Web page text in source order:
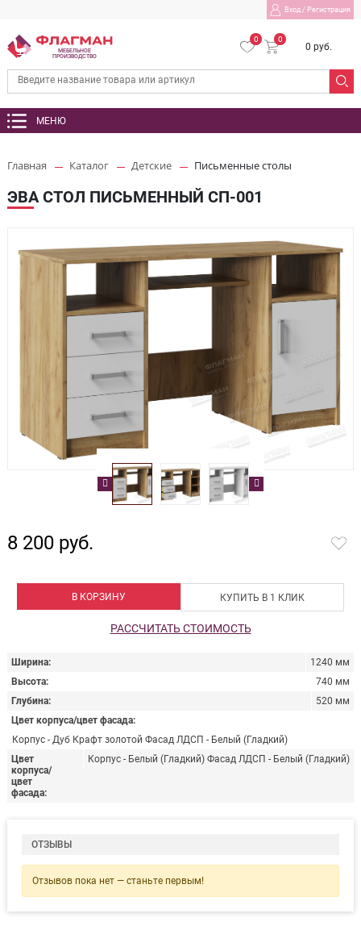
Вход/ Регистрация
МЕБЕЛЬНОЕ
ПРОИЗВОДСТВО
0 0
0 руб.
МЕНЮ
Главная Каталог Детские Письменные столы
ЭВА СТОЛ ПИСЬМЕННЫЙ СП-001
8 200 руб.
РАССЧИТАТЬ СТОИМОСТЬ
В КОРЗИНУ КУПИТЬ В 1 КЛИК
Ширина
1240 мм
Высота
740 мм
Глубина
520 мм
Цвет корпуса/цвет фасада
Корпус - Дуб Крафт золотой Фасад ЛДСП - Белый (Гладкий)
Цвет
корпуса/
цвет
фасада
Корпус - Белый (Гладкий) Фасад ЛДСП - Белый (Гладкий)
ОТЗЫВЫ
Отзывов пока нет — станьте первым!